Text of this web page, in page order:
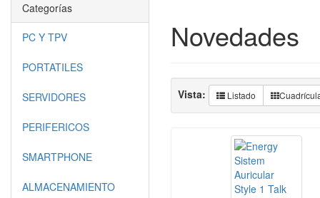
Novedades
Vista: Listado
Categorías
PC Y TPV
PORTATILES
SERVIDORES
PERIFERICOS
SMARTPHONE
ALMACENAMIENTO